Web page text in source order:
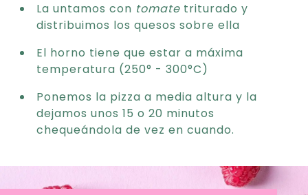
La untamos con tomate triturado y
distribuimos los quesos sobre ella
El horno tiene que estar a máxima
temperatura (250° - 300°C)
Ponemos la pizza a media altura y la
dejamos unos 15 o 20 minutos
chequeándola de vez en cuando.